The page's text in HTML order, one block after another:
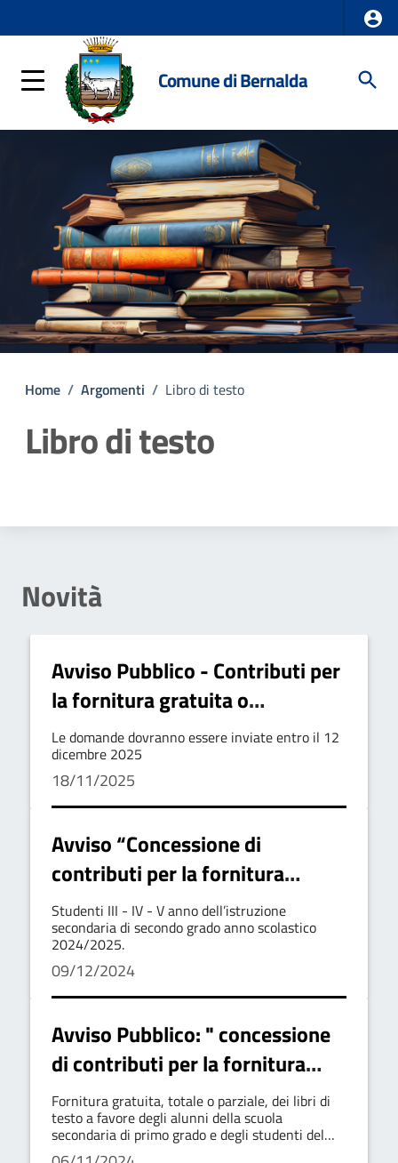
Comune di Bernalda
Home / Argomenti / Libro di testo
Libro di testo
Novità
Avviso Pubblico - Contributi per
la fornitura gratuita o
semigratuita dei libri di testo
a.s. 2025/2026
Le domande dovranno essere inviate entro il 12
dicembre 2025
18/11/2025
Avviso “Concessione di
contributi per la fornitura
gratuita o semigratuita dei libri
di testo”
Studenti III - IV - V anno dell’istruzione
secondaria di secondo grado anno scolastico
2024/2025.
09/12/2024
Avviso Pubblico: " concessione
di contributi per la fornitura
gratuita o semigratuita dei libri
di testo” anno scolastico
2024/2025"
Fornitura gratuita, totale o parziale, dei libri di
testo a favore degli alunni della scuola
secondaria di primo grado e degli studenti del
primo e del secondo anno dell'istruzione